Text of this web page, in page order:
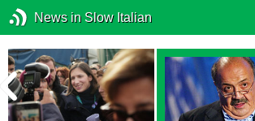
News in Slow Italian